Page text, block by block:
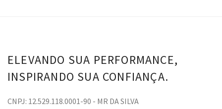
ELEVANDO SUA PERFORMANCE,
INSPIRANDO SUA CONFIANÇA.
CNPJ: 12.529.118.0001-90 - MR DA SILVA